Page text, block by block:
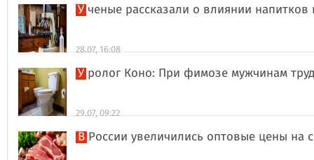
Ученые рассказали о влиянии
28.07, 16:08
Уролог Коно: При фимозе мужчинам
29.07, 09:22
В России увеличились оптовые цены на